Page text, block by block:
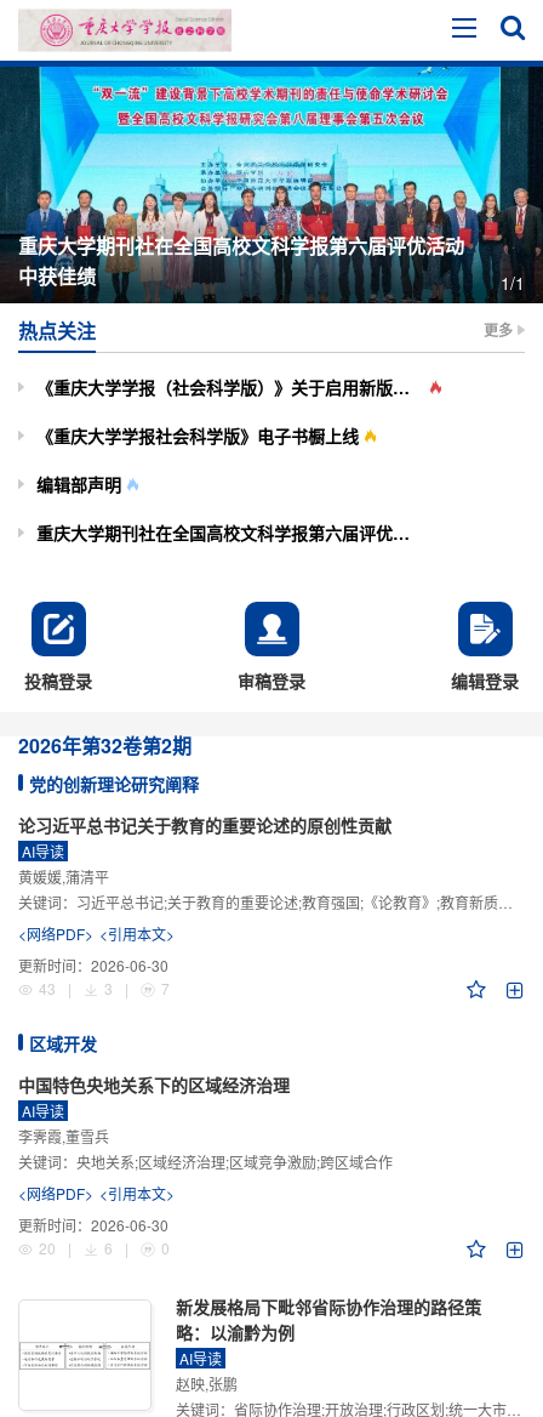
重庆大学期刊社在全国高校文科学报第六届评优活动
中获佳绩
1/1
热点关注 更多
《重庆大学学报（社会科学版）》关于启用新版投审稿系统的通知
《重庆大学学报社会科学版》电子书橱上线
编辑部声明
重庆大学期刊社在全国高校文科学报第六届评优活动中获佳绩
投稿登录 审稿登录 编辑登录
2026年第32卷第2期
党的创新理论研究阐释
论习近平总书记关于教育的重要论述的原创性贡献
AI导读
黄媛媛,蒲清平
关键词： 习近平总书记;关于教育的重要论述;教育强国;《论教育》;教育新质生产力;教育人工智能
<网络PDF> <引用本文>
更新时间： 2026-06-30
43
| 3 | 7
区域开发
中国特色央地关系下的区域经济治理
AI导读
李霁霞,董雪兵
关键词： 央地关系;区域经济治理;区域竞争激励;跨区域合作
<网络PDF> <引用本文>
更新时间： 2026-06-30
20
| 6 | 0
新发展格局下毗邻省际协作治理的路径策
略：以渝黔为例
AI导读
赵映,张鹏
关键词： 省际协作治理;开放治理;行政区划;统一大市场;新发展格局